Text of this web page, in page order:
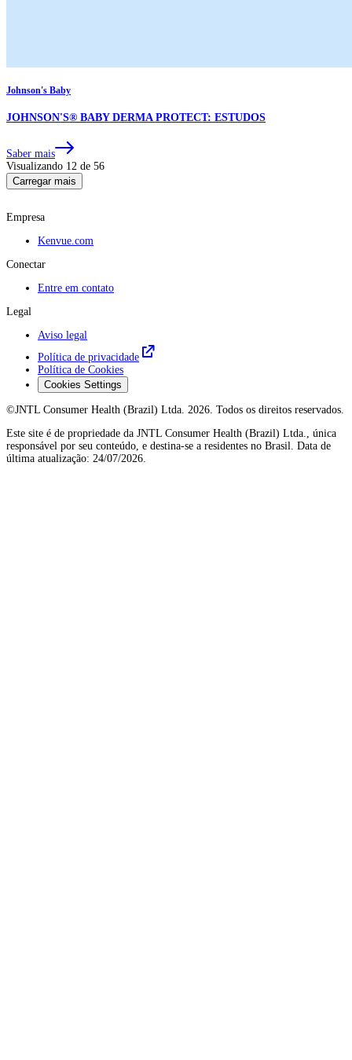
Johnson's Baby
JOHNSON'S® BABY DERMA PROTECT: ESTUDOS
Saber mais
Visualizando 12 de 56
Carregar mais
Empresa
Kenvue.com
Conectar
Entre em contato
Legal
Aviso legal
Política de privacidade
Política de Cookies
Cookies Settings
©JNTL Consumer Health (Brazil) Ltda. 2026. Todos os direitos reservados.
Este site é de propriedade da JNTL Consumer Health (Brazil) Ltda., única
responsável por seu conteúdo, e destina-se a residentes no Brasil. Data de
última atualização: 24/07/2026.